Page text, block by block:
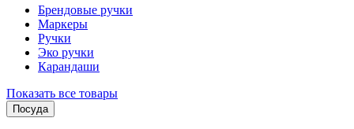
Брендовые ручки
Маркеры
Ручки
Эко ручки
Карандаши
Показать все товары
Посуда